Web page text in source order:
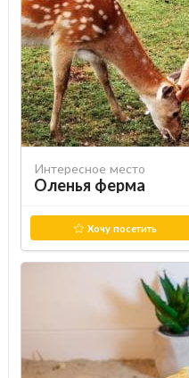
Интересное место
Оленья ферма
Хочу посетить